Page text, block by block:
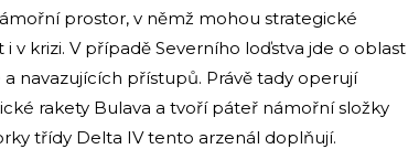
prostor, v němž mohou strategické
krizi. V případě Severního loďstva jde o oblast
navazujících přístupů. Právě tady operují
rakety Bulava a tvoří páteř námořní složky
třídy Delta IV tento arzenál doplňují.